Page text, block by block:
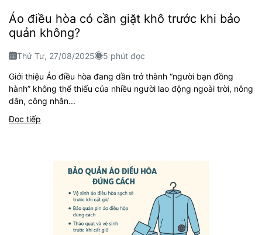
Áo điều hòa có cần giặt khô trước khi bảo
quản không?
Thứ Tư, 27/08/2025 5 phút đọc
Giới thiệu Áo điều hòa đang dần trở thành “người bạn đồng
hành” không thể thiếu của nhiều người lao động ngoài trời, nông
dân, công nhân...
Đọc tiếp